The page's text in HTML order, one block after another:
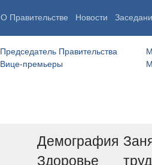
О Правительстве Новости
Председатель Правительства
Вице-премьеры
Демография
Здоровье
труд